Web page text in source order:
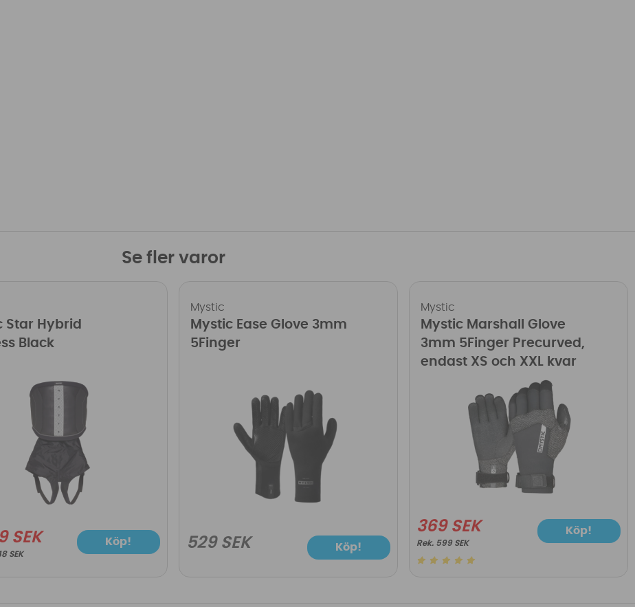
Se fler varor
Star Hybrid
Black
SEK
SEK
Köp!
Mystic
Mystic Ease Glove 3mm
5Finger
529 SEK Köp!
Mystic
Mystic Marshall Glove
3mm 5Finger Precurved,
endast XS och XXL kvar
369 SEK
599 SEK
Köp!